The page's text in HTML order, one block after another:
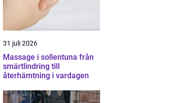
31 juli 2026
Massage i sollentuna från
smärtlindring till
återhämtning i vardagen